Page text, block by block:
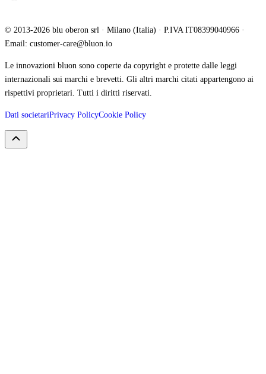
© 2013-2026 blu oberon srl · Milano (Italia) · P.IVA IT08399040966 ·
Email: customer-care@bluon.io
Le innovazioni bluon sono coperte da copyright e protette dalle leggi
internazionali sui marchi e brevetti. Gli altri marchi citati appartengono ai
rispettivi proprietari. Tutti i diritti riservati.
Dati societariPrivacy PolicyCookie Policy